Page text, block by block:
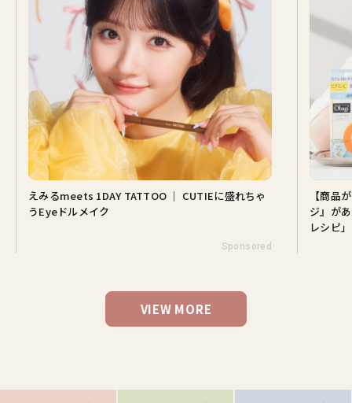
えみるmeets 1DAY TATTOO ｜ CUTIEに盛れちゃ
うEyeドルメイク
Sponsored
【商品
ジ』が
レシピ」
VIEW MORE